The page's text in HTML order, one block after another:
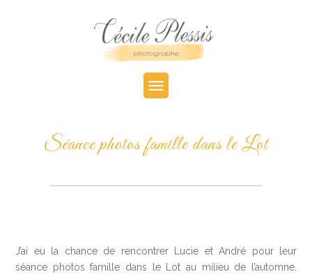
Séance photos famille dans le Lot
J’ai eu la chance de rencontrer Lucie et André pour leur
séance photos famille dans le Lot au milieu de l’automne.